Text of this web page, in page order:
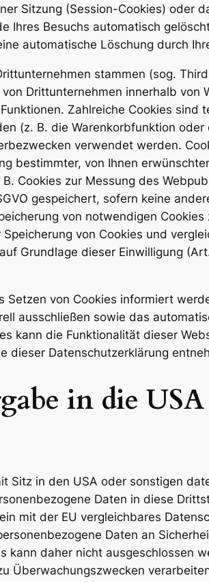
Sitzung (Session-Cookies) oder
Ihres Besuchs automatisch
automatische Löschung durch
stammen (sog.
Drittunternehmen innerhalb von
Zahlreiche Cookies sind
(z. B. die Warenkorbfunktion
verwendet werden.
bestimmter, von Ihnen
Cookies zur Messung des
gespeichert, sofern keine
von notwendigen
von Cookies und
Grundlage dieser Einwilligung
von Cookies informiert
ausschließen sowie das
kann die Funktionalität dieser
dieser Datenschutzerklärung
in die
Sitz in den USA oder sonstigen
Daten in diese
mit der EU vergleichbares
Daten an
kann daher nicht ausgeschlossen
Überwachungszwecken